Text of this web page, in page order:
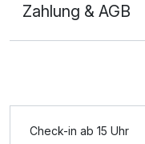
Dreibettzimmer
3 Erwachsene und 1 Kind
Zahlung & AGB
Check-in ab 15 Uhr